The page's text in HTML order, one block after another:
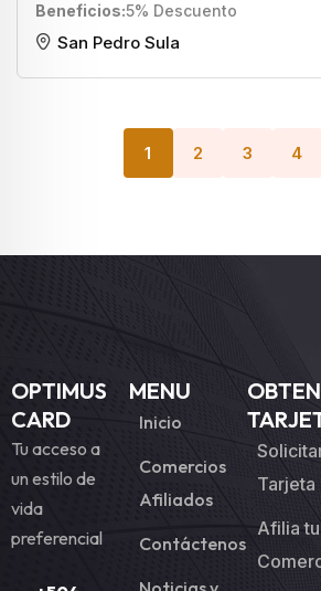
Beneficios 5% Descuento
San Pedro Sula
1 2 3 4
OPTIMUS
CARD
Tu acceso a
un estilo de
vida
preferencial
MENU
Inicio
Comercios
Afiliados
Contáctenos
Tarjeta
Afilia tu